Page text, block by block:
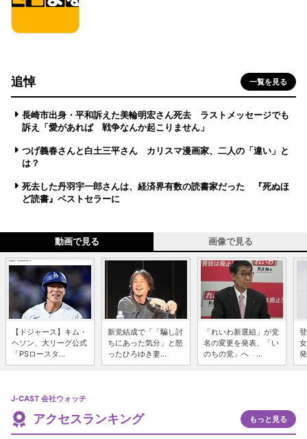
追悼 一覧を見る
長崎市出身・平和訴えた美輪明宏さん死去 ラストメッセージでも
訴え「愛があれば 戦争なんか起こりません」
つげ義春さんと白土三平さん カリスマ漫画家、二人の「違い」と
は？
死去した丹羽宇一郎さんは、経済界有数の読書家だった 『死ぬほ
ど読書』ベストセラーに
動画で見る 画像で見る
【ドジャース】キム・
ヘソン、大リーグ公式
「PSロースタ...
新党結成で「「騙し討
ちにあった気分」と怒
ったひろゆき妻...
「れいわ新選組」が党
名の変更を発表、「い
のちの党」へ ...
J-CAST 会社ウォッチ
アクセスランキング もっと見る